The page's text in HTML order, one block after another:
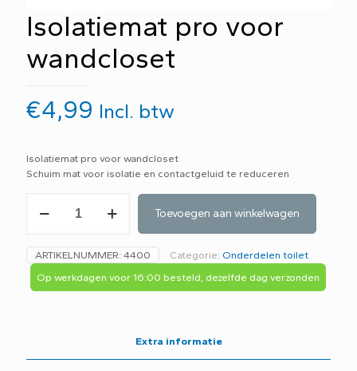
Isolatiemat pro voor
wandcloset
€4,99 Incl. btw
Isolatiemat pro voor wandcloset
Schuim mat voor isolatie en contactgeluid te reduceren
pro
wandcloset
aantal
Toevoegen aan winkelwagen
ARTIKELNUMMER: 4400 Categorie: Onderdelen toilet
Op werkdagen voor 16:00 besteld, dezelfde dag verzonden
Extra informatie